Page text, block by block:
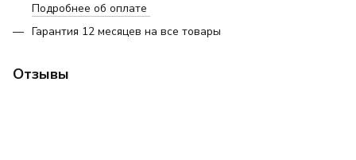
Подробнее об оплате
Гарантия 12 месяцев на все товары
Отзывы